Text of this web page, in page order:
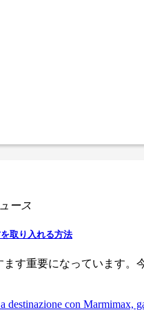
ース
取り入れる方法
す重要になっています